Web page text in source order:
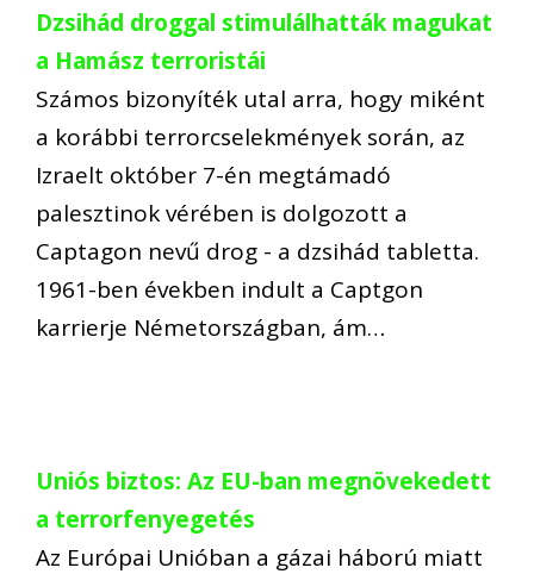
Dzsihád droggal stimulálhatták magukat
a Hamász terroristái
Számos bizonyíték utal arra, hogy miként
a korábbi terrorcselekmények során, az
Izraelt október 7-én megtámadó
palesztinok vérében is dolgozott a
Captagon nevű drog - a dzsihád tabletta.
1961-ben években indult a Captgon
karrierje Németországban, ám…
Uniós biztos: Az EU-ban megnövekedett
a terrorfenyegetés
Az Európai Unióban a gázai háború miatt